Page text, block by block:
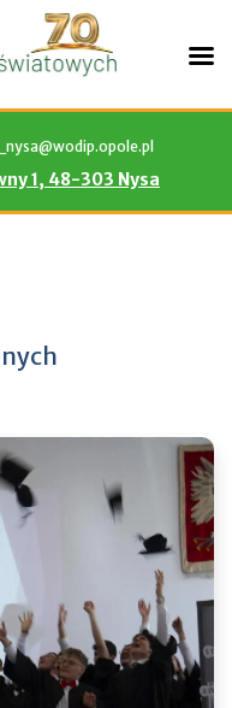
1, 48-303 Nysa